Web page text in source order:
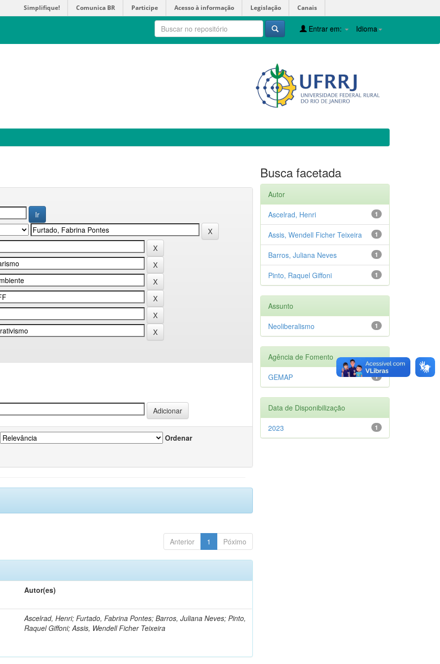
Simplifique! Comunica BR Participe Acesso à informação Legislação Canais
Idioma
Entrar em:
Ordenar
Anterior 1 Póximo
Autor(es)
Ascelrad, Henri; Furtado, Fabrina Pontes; Barros, Juliana Neves; Pinto,
Raquel Giffoni; Assis, Wendell Ficher Teixeira
Busca facetada
Autor
1
Ascelrad, Henri
1
Assis, Wendell Ficher Teixeira
1
Barros, Juliana Neves
1
Pinto, Raquel Giffoni
Assunto
1
Neoliberalismo
Agência de Fomento
1
GEMAP
Data de Disponibilização
1
2023